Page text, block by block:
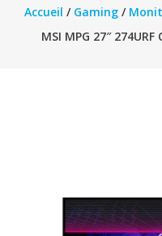
Accueil / Gaming/
MSI MPG 27″